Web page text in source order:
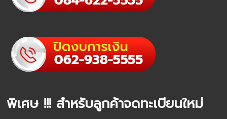
พิเศษ !!! สำหรับลูกค้าจดทะเบียนใหม่